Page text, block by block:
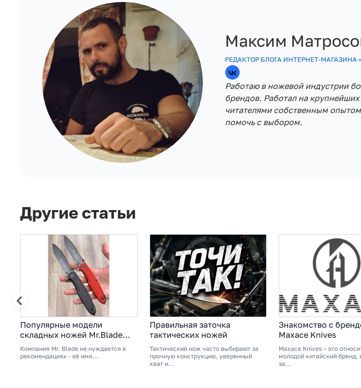
Максим
РЕДАКТОР БЛОГА ИНТЕРНЕТ-МАГАЗИНА
Работаю в ножевой индустрии
брендов. Работал на
читателями собственным
помочь с выбором.
Другие статьи
Популярные модели
складных ножей Mr.Blade
2025
Компания Mr. Blade не нуждается в
рекомендациях - её имя...
Правильная заточка
тактических ножей
Тактический нож часто выбирают за
прочную конструкцию, уверенный
хват и...
Знакомство с
Maxace Knives
Maxace Knives – это
молодой китайский бренд,
за...